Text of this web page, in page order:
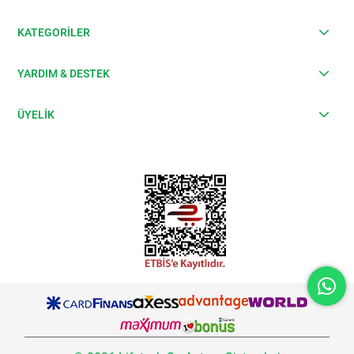
KATEGORİLER
YARDIM & DESTEK
ÜYELİK